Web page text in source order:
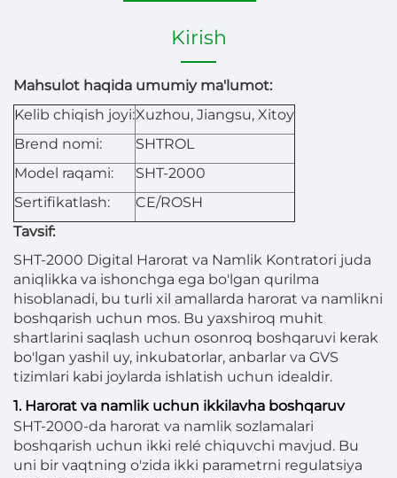
Kirish
Mahsulot haqida umumiy ma'lumot:
Kelib chiqish joyi:Xuzhou, Jiangsu, Xitoy
Brend nomi:
SHTROL
Model raqami:
SHT-2000
Sertifikatlash:
CE/ROSH
Tavsif:
SHT-2000 Digital Harorat va Namlik Kontratori juda
aniqlikka va ishonchga ega bo'lgan qurilma
hisoblanadi, bu turli xil amallarda harorat va namlikni
boshqarish uchun mos. Bu yaxshiroq muhit
shartlarini saqlash uchun osonroq boshqaruvi kerak
bo'lgan yashil uy, inkubatorlar, anbarlar va GVS
tizimlari kabi joylarda ishlatish uchun idealdir.
1. Harorat va namlik uchun ikkilavha boshqaruv
SHT-2000-da harorat va namlik sozlamalari
boshqarish uchun ikki relé chiquvchi mavjud. Bu
uni bir vaqtning o'zida ikki parametrni regulatsiya